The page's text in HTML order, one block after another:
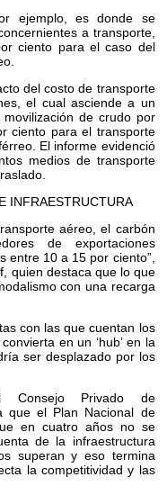
ejemplo, es donde se
a transporte,
ciento para el caso del
del costo de transporte
el cual asciende a un
de crudo por
ciento para el transporte
El informe evidenció
medios de transporte
INFRAESTRUCTURA
aéreo, el carbón
de exportaciones
entre 10 a 15 por ciento”,
quien destaca que lo que
con una recarga
con las que cuentan los
en un ‘hub’ en la
ser desplazado por los
Consejo Privado de
que el Plan Nacional de
en cuatro años no se
de la infraestructura
superan y eso termina
la competitividad y las